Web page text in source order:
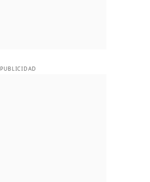
PUBLICIDAD